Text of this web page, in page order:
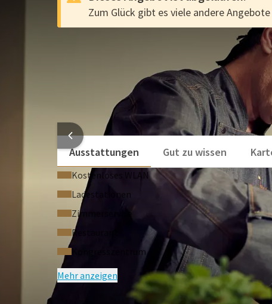
Zum Glück gibt es viele andere Angebote
Wunderschönes historisches Hotel
Besuchen Sie Antwerpen, Brüssel oder Mechelen
Speisen Sie im gemütlichen Restaurant
Ausstattungen
Gut zu wissen
Kostenloses WLAN
Ladestationen
Zimmerservice
Restaurant
Kongresszentrum
Mehr anzeigen